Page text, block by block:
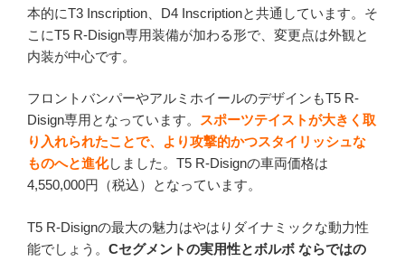
本的にT3 Inscription、D4 Inscriptionと共通しています。そ
こにT5 R-Disign専用装備が加わる形で、変更点は外観と
内装が中心です。
フロントバンパーやアルミホイールのデザインもT5 R-
Disign専用となっています。
スポーツテイストが大きく取
り入れられたことで、より攻撃的かつスタイリッシュな
ものへと進化しました。T5 R-Disignの車両価格は
4,550,000円（税込）となっています。
T5 R-Disignの最大の魅力はやはりダイナミックな動力性
能でしょう。 Cセグメントの実用性とボルボ ならではの